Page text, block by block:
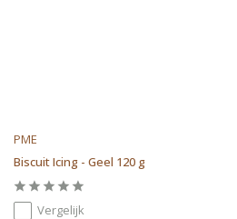
PME
Biscuit Icing - Geel 120 g
Vergelijk